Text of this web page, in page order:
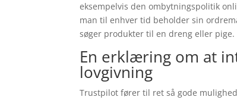
eksempelvis den ombytningspolitik
man til enhver tid beholder sin
søger produkter til en dreng eller pige.
En erklæring om at
lovgivning
Trustpilot fører til ret så gode